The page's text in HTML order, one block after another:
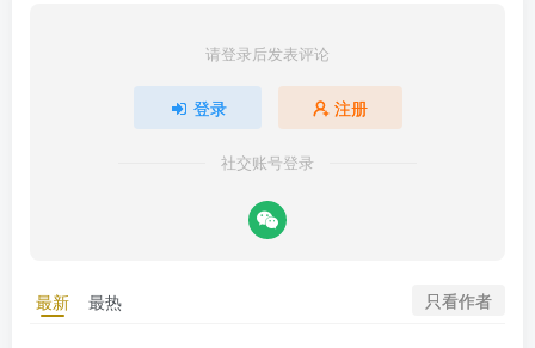
请登录后发表评论
登录 注册
社交账号登录
最新 最热 只看作者